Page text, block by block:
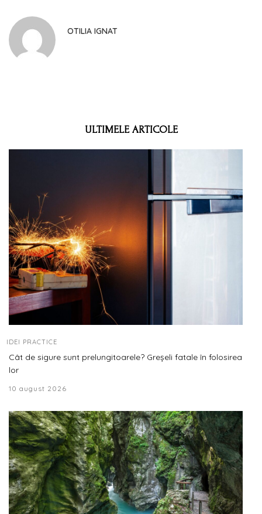
OTILIA IGNAT
ULTIMELE ARTICOLE
IDEI PRACTICE
Cât de sigure sunt prelungitoarele? Greșeli fatale în folosirea
lor
10 august 2026